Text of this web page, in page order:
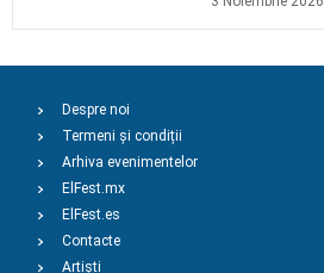
Despre noi
Termeni și condiții
Arhiva evenimentelor
ElFest.mx
ElFest.es
Contacte
Artiști